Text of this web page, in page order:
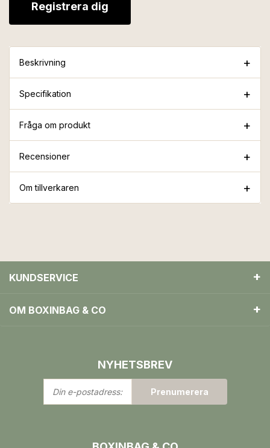
Registrera dig
Beskrivning
Specifikation
Fråga om produkt
Recensioner
Om tillverkaren
KUNDSERVICE
OM BOXINBAG & CO
NYHETSBREV
Din
e-
Prenumerera